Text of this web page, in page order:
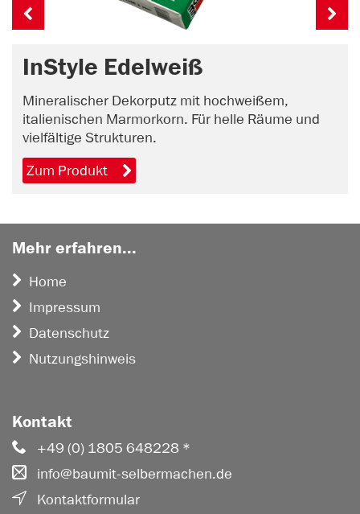
InStyle Edelweiß
Mineralischer Dekorputz mit hochweißem,
italienischen Marmorkorn. Für helle Räume und
vielfältige Strukturen.
Zum Produkt
Mehr erfahren...
Home
Impressum
Datenschutz
Nutzungshinweis
Kontakt
+49 (0) 1805 648228 *
info@baumit-selbermachen.de
Kontaktformular